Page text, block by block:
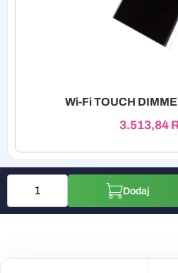
Wi-Fi TOUCH
3.513,84
Dodaj